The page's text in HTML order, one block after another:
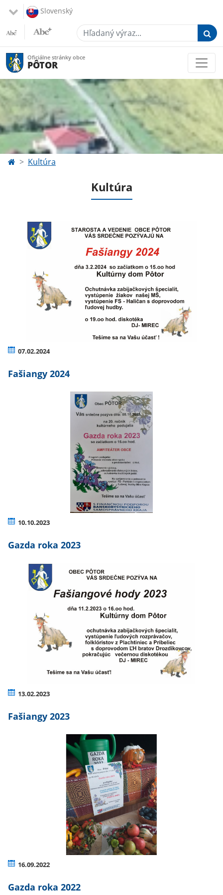
Slovenský
Hľadaný výraz...
Oficiálne stránky obce
PÔTOR
Kultúra
Kultúra
07.02.2024
Fašiangy 2024
10.10.2023
Gazda roka 2023
13.02.2023
Fašiangy 2023
16.09.2022
Gazda roka 2022